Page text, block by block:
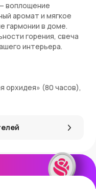
воплощение
аромат и мягкое
гармонии в доме.
горения, свеча
интерьера.
и легкость в
свечу
орхидея» (80 часов),